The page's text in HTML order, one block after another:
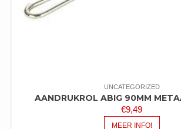
UNCATEGORIZED
AANDRUKROL ABIG 90MM
€9,49
MEER INFO!